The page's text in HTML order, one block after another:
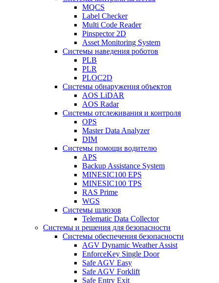
MQCS
Label Checker
Multi Code Reader
Pinspector 2D
Asset Monitoring System
Системы наведения роботов
PLB
PLR
PLOC2D
Системы обнаружения объектов
AOS LiDAR
AOS Radar
Системы отслеживания и контроля
OPS
Master Data Analyzer
DIM
Системы помощи водителю
APS
Backup Assistance System
MINESIC100 EPS
MINESIC100 TPS
RAS Prime
WGS
Системы шлюзов
Telematic Data Collector
Системы и решения для безопасности
Системы обеспечения безопасности
AGV Dynamic Weather Assist
EnforceKey Single Door
Safe AGV Easy
Safe AGV Forklift
Safe Entry Exit